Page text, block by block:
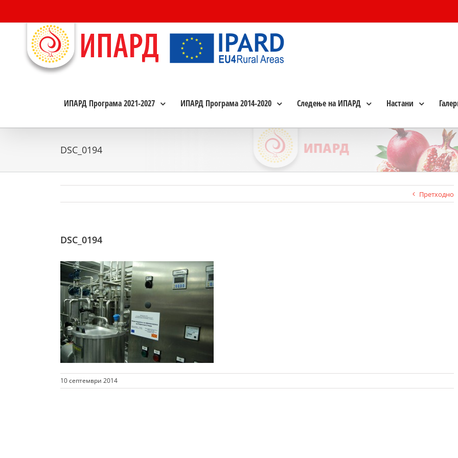
content
ИПАРД Програма 2021-2027 ИПАРД Програма 2014-2020 Следење на ИПАРД Настани
DSC_0194
Претходно
DSC_0194
10 септември 2014